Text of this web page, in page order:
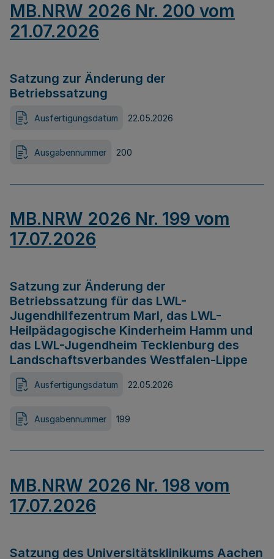
MB.NRW 2026 Nr. 200 vom
21.07.2026
Satzung zur Änderung der
Betriebssatzung
Ausfertigungsdatum 22.05.2026
Ausgabennummer 200
MB.NRW 2026 Nr. 199 vom
17.07.2026
Satzung zur Änderung der
Betriebssatzung für das LWL-
Jugendhilfezentrum Marl, das LWL-
Heilpädagogische Kinderheim Hamm und
das LWL-Jugendheim Tecklenburg des
Landschaftsverbandes Westfalen-Lippe
Ausfertigungsdatum 22.05.2026
Ausgabennummer 199
MB.NRW 2026 Nr. 198 vom
17.07.2026
Satzung des Universitätsklinikums Aachen